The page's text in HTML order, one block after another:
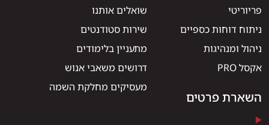
פריוריטי
ניתוח דוחות כספיים
ניהול ומנהיגות
אקסל PRO
שואלים אותנו
שירות סטודנטים
מתעניין בלימודים
דרושים משאבי אנוש
מעסיקים מחלקת השמה
השארת פרטים